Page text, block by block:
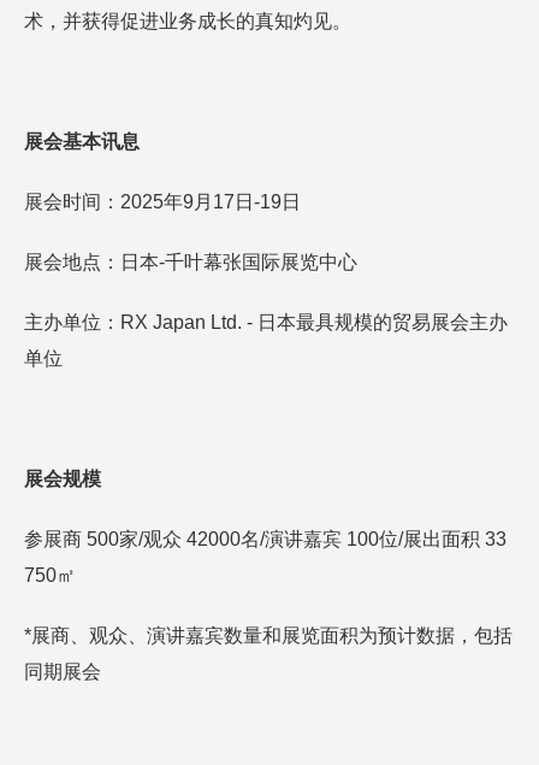
术，并获得促进业务成长的真知灼见。
展会基本讯息
展会时间：2025年9月17日-19日
展会地点：日本-千叶幕张国际展览中心
主办单位：RX Japan Ltd. - 日本最具规模的贸易展会主办
单位
展会规模
参展商 500家/观众 42000名/演讲嘉宾 100位/展出面积 33
750㎡
*展商、观众、演讲嘉宾数量和展览面积为预计数据，包括
同期展会